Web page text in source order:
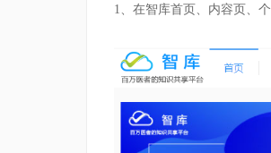
1、在智库首页、内容页、